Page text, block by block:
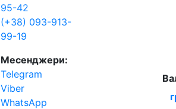
95-42
(+38) 093-913-
99-19
Месенджери:
Telegram
Viber
WhatsApp